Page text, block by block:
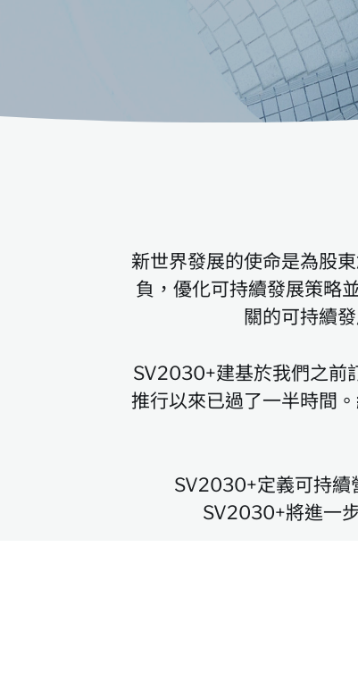
新世界發展的使命是為股
負，優化可持續發展策略
關的可持續
SV2030+建基於我們之前
推行以來已過了一半時間
SV2030+定義可持續
SV2030+將進一